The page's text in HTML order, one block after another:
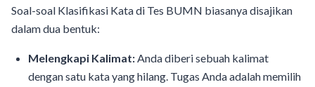
Soal-soal Klasifikasi Kata di Tes BUMN biasanya disajikan
dalam dua bentuk:
Melengkapi Kalimat:Anda diberi sebuah kalimat
dengan satu kata yang hilang. Tugas Anda adalah memilih